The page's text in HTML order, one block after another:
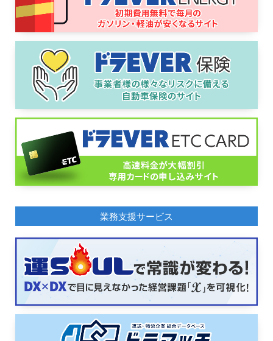
業務支援サービス